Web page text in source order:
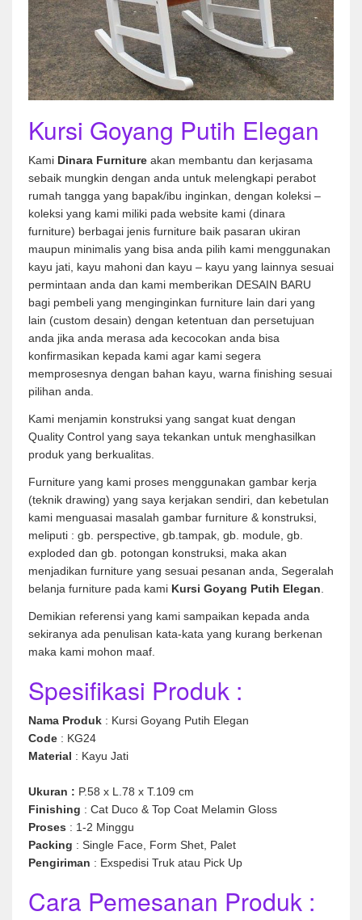
Kursi Goyang Putih Elegan
Kami Dinara Furniture akan membantu dan kerjasama
sebaik mungkin dengan anda untuk melengkapi perabot
rumah tangga yang bapak/ibu inginkan, dengan koleksi –
koleksi yang kami miliki pada website kami (dinara
furniture) berbagai jenis furniture baik pasaran ukiran
maupun minimalis yang bisa anda pilih kami menggunakan
kayu jati, kayu mahoni dan kayu – kayu yang lainnya sesuai
permintaan anda dan kami memberikan DESAIN BARU
bagi pembeli yang menginginkan furniture lain dari yang
lain (custom desain) dengan ketentuan dan persetujuan
anda jika anda merasa ada kecocokan anda bisa
konfirmasikan kepada kami agar kami segera
memprosesnya dengan bahan kayu, warna finishing sesuai
pilihan anda.
Kami menjamin konstruksi yang sangat kuat dengan
Quality Control yang saya tekankan untuk menghasilkan
produk yang berkualitas.
Furniture yang kami proses menggunakan gambar kerja
(teknik drawing) yang saya kerjakan sendiri, dan kebetulan
kami menguasai masalah gambar furniture & konstruksi,
meliputi : gb. perspective, gb.tampak, gb. module, gb.
exploded dan gb. potongan konstruksi, maka akan
menjadikan furniture yang sesuai pesanan anda, Segeralah
belanja furniture pada kami Kursi Goyang Putih Elegan
Demikian referensi yang kami sampaikan kepada anda
sekiranya ada penulisan kata-kata yang kurang berkenan
maka kami mohon maaf.
Spesifikasi Produk :
Nama Produk : Kursi Goyang Putih Elegan
Code : KG24
Material : Kayu Jati
Ukuran : P.58 x L.78 x T.109 cm
Finishing : Cat Duco & Top Coat Melamin Gloss
Proses : 1-2 Minggu
Packing : Single Face, Form Shet, Palet
Pengiriman : Exspedisi Truk atau Pick Up
Cara Pemesanan Produk :